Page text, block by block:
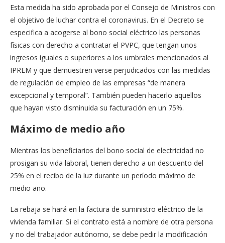
Esta medida ha sido aprobada por el Consejo de Ministros con
el objetivo de luchar contra el coronavirus. En el Decreto se
especifica a acogerse al bono social eléctrico las personas
físicas con derecho a contratar el PVPC, que tengan unos
ingresos iguales o superiores a los umbrales mencionados al
IPREM y que demuestren verse perjudicados con las medidas
de regulación de empleo de las empresas “de manera
excepcional y temporal”. También pueden hacerlo aquellos
que hayan visto disminuida su facturación en un 75%.
Máximo de medio año
Mientras los beneficiarios del bono social de electricidad no
prosigan su vida laboral, tienen derecho a un descuento del
25% en el recibo de la luz durante un período máximo de
medio año.
La rebaja se hará en la factura de suministro eléctrico de la
vivienda familiar. Si el contrato está a nombre de otra persona
y no del trabajador autónomo, se debe pedir la modificación